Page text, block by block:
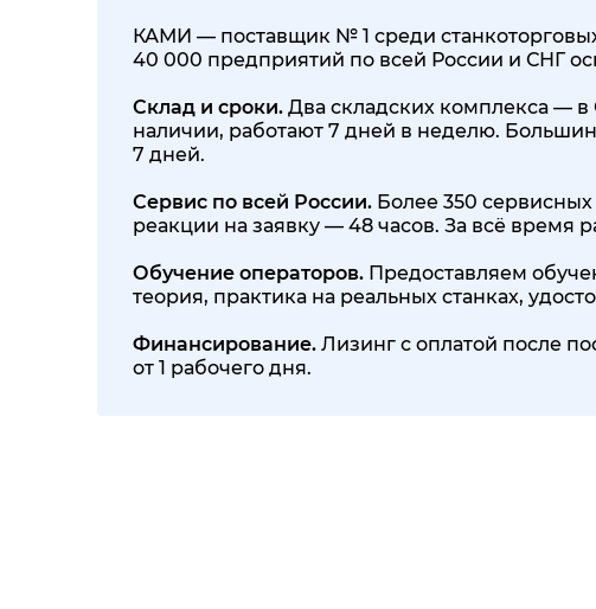
КАМИ — поставщик № 1 среди
40 000 предприятий по всей России и СНГ
Склад и сроки. Два складских комплекса — в
наличии, работают 7 дней в неделю.
7 дней.
Сервис по всей России. Более 350
реакции на заявку — 48 часов. За всё время
Обучение операторов. Предоставляем
теория, практика на реальных станках,
Финансирование. Лизинг с оплатой после
от 1 рабочего дня.